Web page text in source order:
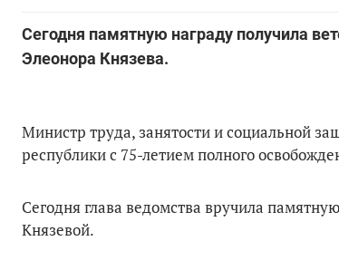
Сегодня памятную награду получила
Элеонора Князева.
Министр труда, занятости и социальной
республики с 75-летием полного
Сегодня глава ведомства вручила
Князевой.